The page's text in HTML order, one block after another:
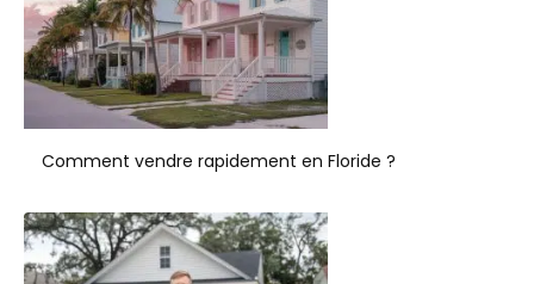
Comment vendre rapidement en Floride ?